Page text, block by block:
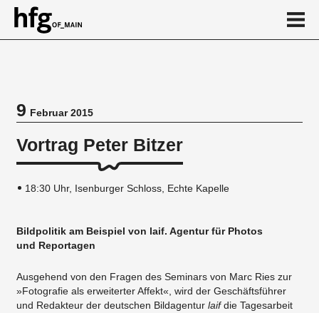
9Februar 2015
Vortrag Peter Bitzer
18:30 Uhr, Isenburger Schloss, Echte Kapelle
Bildpolitik am Beispiel von laif. Agentur für Photos
und Reportagen
Ausgehend von den Fragen des Seminars von Marc Ries zur
»Fotografie als erweiterter Affekt«, wird der Geschäftsführer
und Redakteur der deutschen Bildagentur laifdie Tagesarbeit